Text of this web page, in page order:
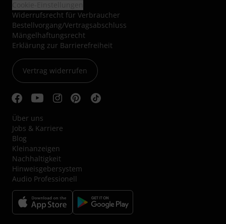
Widerrufsrecht für Verbraucher
Bestellvorgang/Vertragsabschluss
Mängelhaftungsrecht
Erklärung zur Barrierefreiheit
Vertrag widerrufen
Über uns
Jobs & Karriere
Blog
Kleinanzeigen
Nachhaltigkeit
Hinweisgebersystem
Audio Professionell